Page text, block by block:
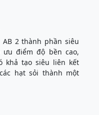
2 thành phần siêu
điểm độ bền cao,
khả tạo siêu liên kết
hạt sỏi thành một